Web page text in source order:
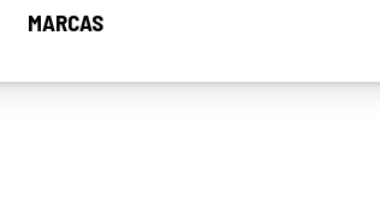
MARCAS
MARCAS